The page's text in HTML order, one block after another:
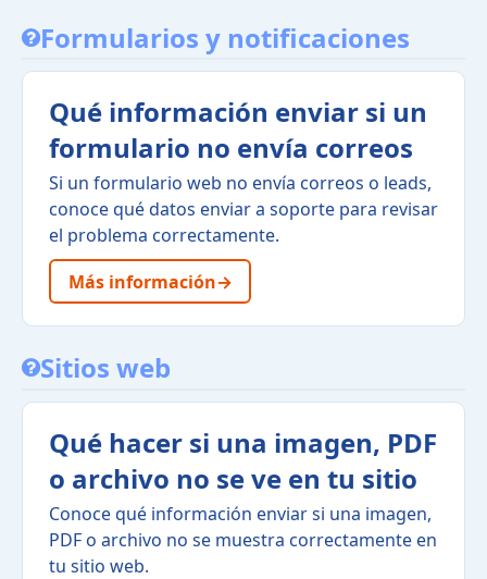
Formularios y notificaciones
Qué información enviar si un
formulario no envía correos
Si un formulario web no envía correos o leads,
conoce qué datos enviar a soporte para revisar
el problema correctamente.
Más información→
Sitios web
Qué hacer si una imagen, PDF
o archivo no se ve en tu sitio
Conoce qué información enviar si una imagen,
PDF o archivo no se muestra correctamente en
tu sitio web.